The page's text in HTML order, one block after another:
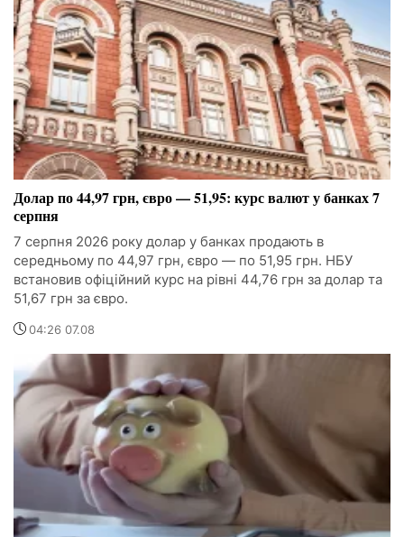
Долар по 44,97 грн, євро — 51,95: курс валют у банках 7
серпня
7 серпня 2026 року долар у банках продають в
середньому по 44,97 грн, євро — по 51,95 грн. НБУ
встановив офіційний курс на рівні 44,76 грн за долар та
51,67 грн за євро.
04:26 07.08